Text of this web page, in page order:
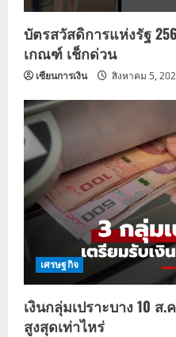
บัตรสวัสดิการแห่งรัฐ
เกณฑ์ เช็กด่วน
เซียนการเงิน สิงหาคม 5,
เศรษฐกิจ
เงินกลุ่มเปราะบาง 10 ส
สูงสุดเท่าไหร่